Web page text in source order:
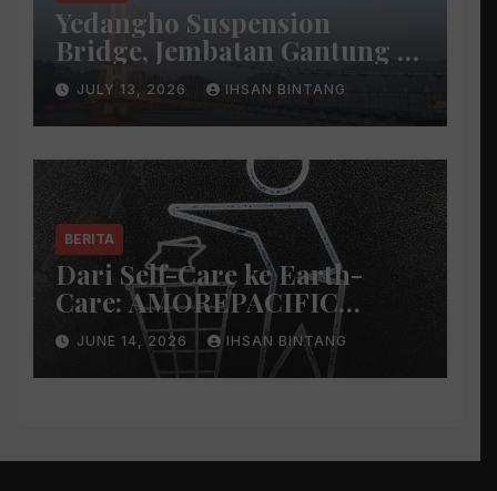
Yedangho Suspension
Bridge, Jembatan Gantung di
Atas Danau
JULY 13, 2026 IHSAN BINTANG
BERITA
Dari Self-Care ke Earth-
Care: AMOREPACIFIC
Indonesia Ciptakan Gerakan
Keberlanjutan Baru di Bali
JUNE 14, 2026 IHSAN BINTANG